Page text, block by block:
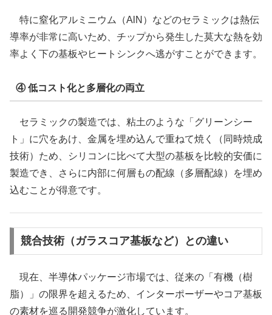
特に窒化アルミニウム（AlN）などのセラミックは熱伝
導率が非常に高いため、チップから発生した莫大な熱を効
率よく下の基板やヒートシンクへ逃がすことができます。
④ 低コスト化と多層化の両立
セラミックの製造では、粘土のような「グリーンシー
ト」に穴をあけ、金属を埋め込んで重ねて焼く（同時焼成
技術）ため、シリコンに比べて大型の基板を比較的安価に
製造でき、さらに内部に何層もの配線（多層配線）を埋め
込むことが得意です。
競合技術（ガラスコア基板など）との違い
現在、半導体パッケージ市場では、従来の「有機（樹
脂）」の限界を超えるため、インターポーザーやコア基板
の素材を巡る開発競争が激化しています。